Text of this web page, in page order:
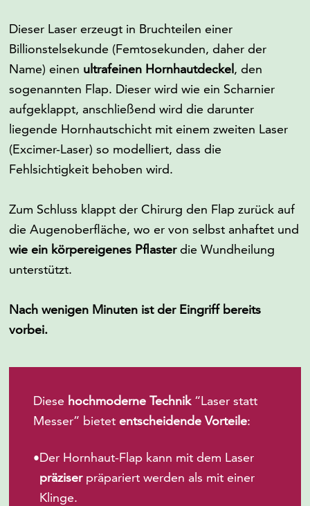
Dieser Laser erzeugt in Bruchteilen einer
Billionstelsekunde (Femtosekunden, daher der
Name) einen ultrafeinen Hornhautdeckel, den
sogenannten Flap. Dieser wird wie ein Scharnier
aufgeklappt, anschließend wird die darunter
liegende Hornhautschicht mit einem zweiten Laser
(Excimer-Laser) so modelliert, dass die
Fehlsichtigkeit behoben wird.
Zum Schluss klappt der Chirurg den Flap zurück auf
die Augenoberfläche, wo er von selbst anhaftet und
wie ein körpereigenes Pflasterdie Wundheilung
unterstützt.
Nach wenigen Minuten ist der Eingriff bereits
vorbei.
Diese hochmoderne Technik“Laser statt
Messer” bietetentscheidende Vorteile:
•Der Hornhaut-Flap kann mit dem Laser
präziserpräpariert werden als mit einer
Klinge.